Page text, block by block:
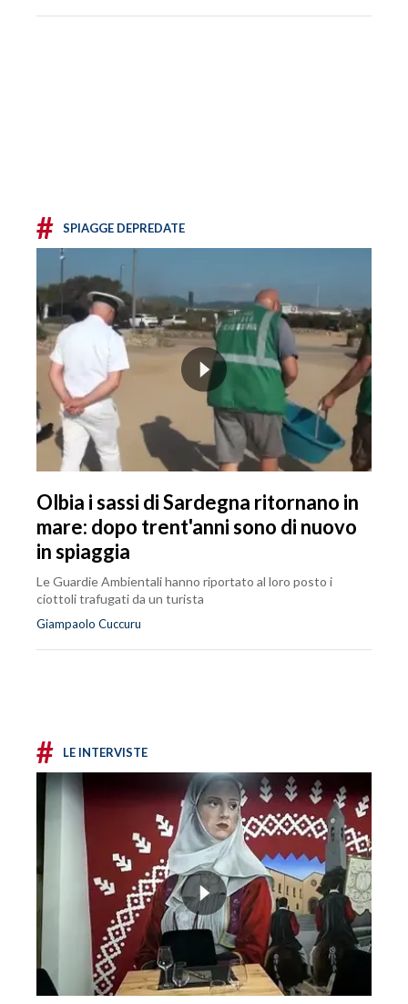
# SPIAGGE DEPREDATE
Olbia i sassi di Sardegna ritornano in
mare: dopo trent'anni sono di nuovo
in spiaggia
Le Guardie Ambientali hanno riportato al loro posto i
ciottoli trafugati da un turista
Giampaolo Cuccuru
# LE INTERVISTE